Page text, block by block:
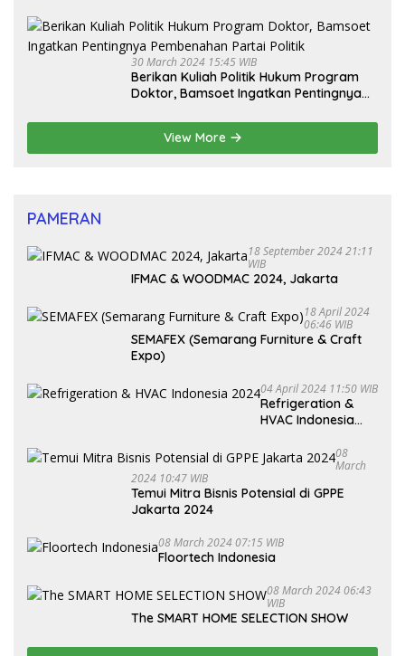
Senjata Api
30 March 2024 15:45 WIB
Berikan Kuliah Politik Hukum Program
Doktor, Bamsoet Ingatkan Pentingnya
View More
PAMERAN
18 September 2024 21:11
WIB
IFMAC & WOODMAC 2024, Jakarta
18 April 2024
06:46 WIB
SEMAFEX (Semarang Furniture & Craft
Expo)
04 April 2024 11:50 WIB
Refrigeration &
HVAC Indonesia
08
March
2024 10:47 WIB
Temui Mitra Bisnis Potensial di GPPE
Jakarta 2024
08 March 2024 07:15 WIB
Floortech Indonesia
08 March 2024 06:43
WIB
The SMART HOME SELECTION SHOW